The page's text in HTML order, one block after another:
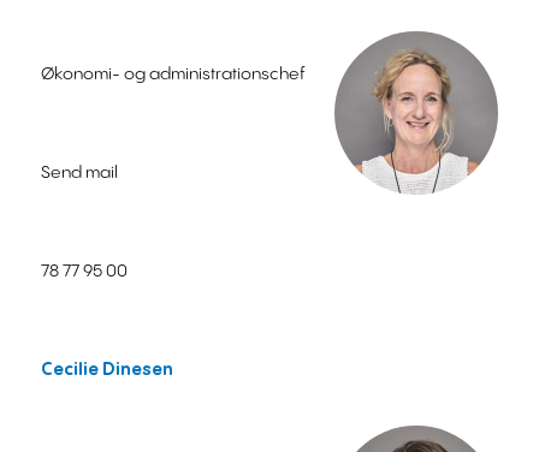
Økonomi- og administrationschef
Send mail
78 77 95 00
Cecilie Dinesen